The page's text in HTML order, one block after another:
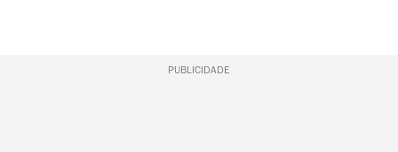
PUBLICIDADE